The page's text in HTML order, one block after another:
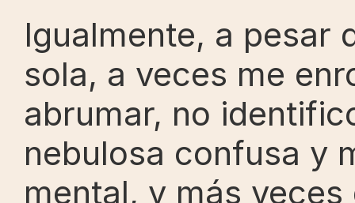
Igualmente, a pesar
sola, a veces me
abrumar, no
nebulosa confusa y
mental, y más